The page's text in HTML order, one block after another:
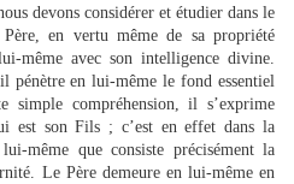
devons considérer et étudier dans le
en vertu même de sa propriété
même avec son intelligence divine.
pénètre en lui-même le fond essentiel
simple compréhension, il s’exprime
est son Fils ; c’est en effet dans la
même que consiste précisément la
Le Père demeure en lui-même en